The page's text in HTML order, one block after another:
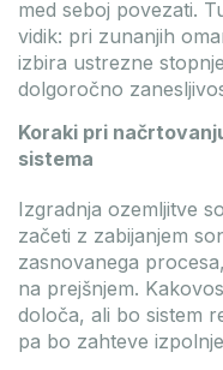
med seboj povezati.
vidik: pri zunanjih
izbira ustrezne
dolgoročno
Koraki pri
sistema
Izgradnja ozemljitve
začeti z zabijanjem
zasnovanega
na prejšnjem.
določa, ali bo sistem
pa bo zahteve